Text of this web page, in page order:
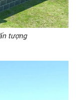
tượng